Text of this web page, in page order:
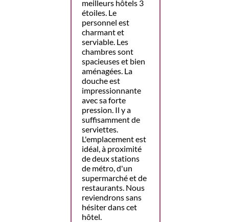
meilleurs hôtels 3
étoiles. Le
personnel est
charmant et
serviable. Les
chambres sont
spacieuses et bien
aménagées. La
douche est
impressionnante
avec sa forte
pression. Il y a
suffisamment de
serviettes.
L'emplacement est
idéal, à proximité
de deux stations
de métro, d'un
supermarché et de
restaurants. Nous
reviendrons sans
hésiter dans cet
hôtel.